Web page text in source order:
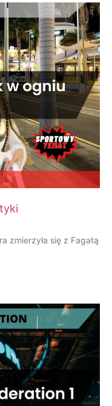
zmierzyła się z Fagatą